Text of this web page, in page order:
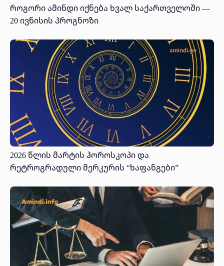
როგორი ამინდი იქნება ხვალ საქართველოში —
20 ივნისის პროგნოზი
2026 წლის მარტის ჰოროსკოპი და
რეტროგრადული მერკურის “ხაფანგები”